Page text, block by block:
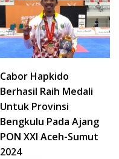
Cabor Hapkido
Berhasil Raih Medali
Untuk Provinsi
Bengkulu Pada Ajang
PON XXI Aceh-Sumut
2024